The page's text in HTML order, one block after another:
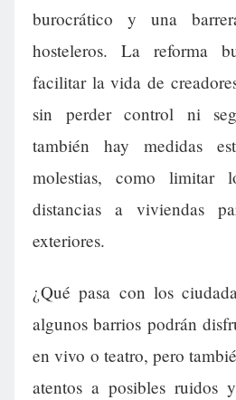
burocrático y una
hosteleros. La reforma
facilitar la vida de
sin perder control ni
también hay medidas
molestias, como limitar
distancias a viviendas
exteriores.
¿Qué pasa con los
algunos barrios podrán
en vivo o teatro, pero
atentos a posibles ruidos